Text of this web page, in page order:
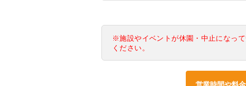
※施設やイベントが休園・中止になっ
ください。